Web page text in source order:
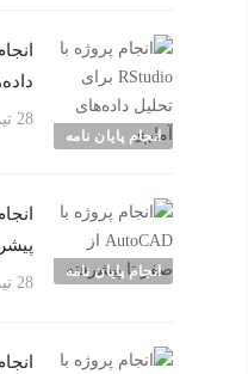
انجام پایان نامه
28 تیر 1405
انجام پایان نامه
28 تیر 1405